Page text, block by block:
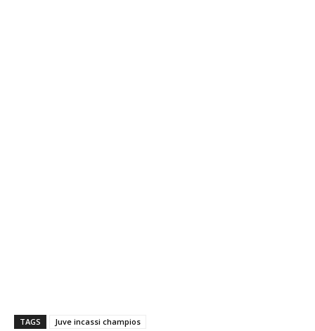
TAGS Juve incassi champios